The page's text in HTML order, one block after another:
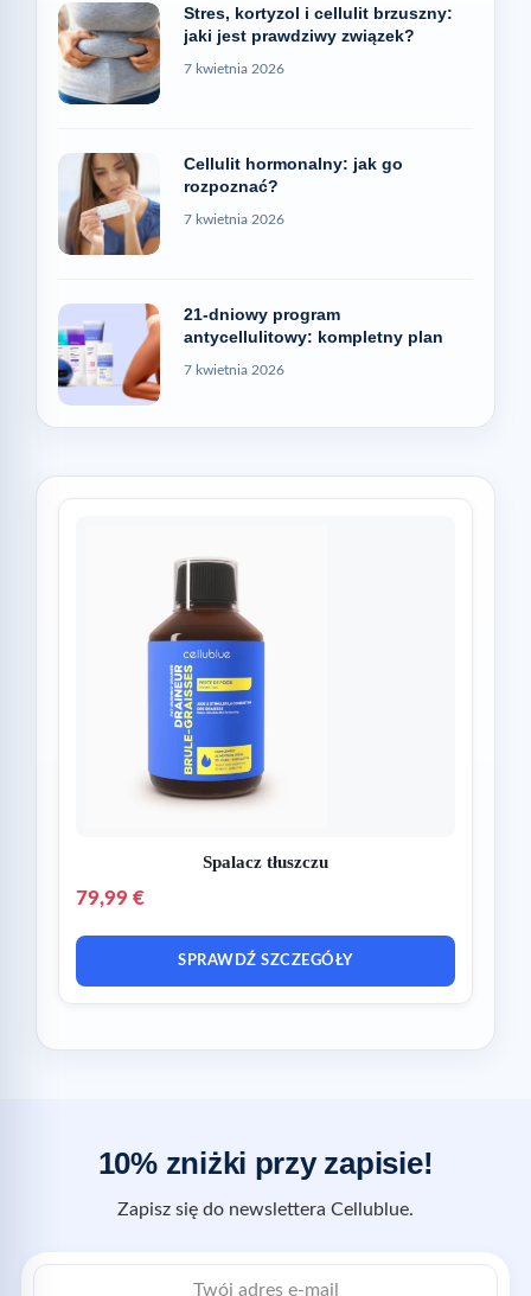
Stres, kortyzol i cellulit brzuszny:
jaki jest prawdziwy związek?
7 kwietnia 2026
Cellulit hormonalny: jak go
rozpoznać?
7 kwietnia 2026
21-dniowy program
antycellulitowy: kompletny plan
7 kwietnia 2026
Spalacz tłuszczu
79,99 €
SPRAWDŹ SZCZEGÓŁY
10% zniżki przy zapisie!
Zapisz się do newslettera Cellublue.